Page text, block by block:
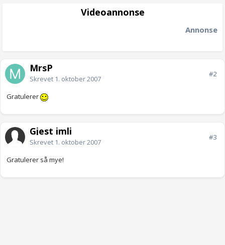
Videoannonse
Annonse
MrsP
Skrevet 1. oktober 2007
#2
Gratulerer
Gjest imli
Skrevet 1. oktober 2007
#3
Gratulerer så mye!